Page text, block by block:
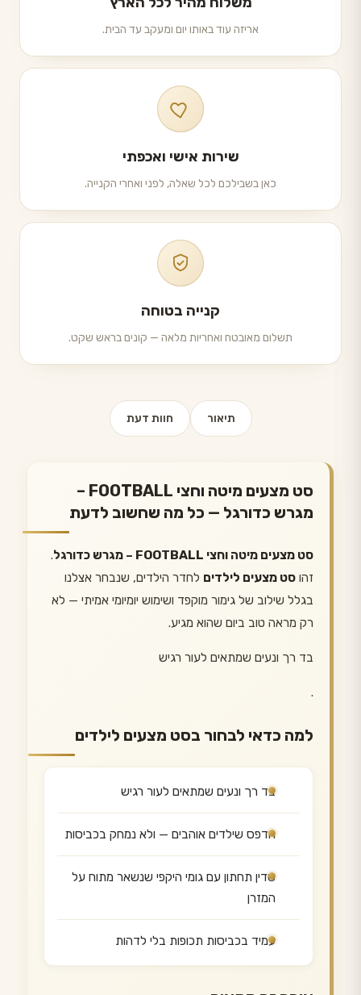
אריזה עוד באותו יום ומעקב עד הבית.
שירות אישי ואכפתי
כאן בשבילכם לכל שאלה, לפני ואחרי הקנייה.
קנייה בטוחה
תשלום מאובטח ואחריות מלאה — קונים בראש שקט.
תיאור חוות דעת
סט מצעים מיטה וחצי FOOTBALL –
מגרש כדורגל — כל מה שחשוב לדעת
סט מצעים מיטה וחצי FOOTBALL – מגרש כדורגל
.
זהו סט מצעים לילדים לחדר הילדים, שנבחר אצלנו
בגלל שילוב של גימור מוקפד ושימוש יומיומי אמיתי — לא
רק מראה טוב ביום שהוא מגיע.
בד רך ונעים שמתאים לעור רגיש
.
למה כדאי לבחור בסט מצעים לילדים
בד רך ונעים שמתאים לעור רגיש
הדפס שילדים אוהבים — ולא נמחק בכביסות
סדין תחתון עם גומי היקפי שנשאר מתוח על
המזרן
עמיד בכביסות תכופות בלי לדהות